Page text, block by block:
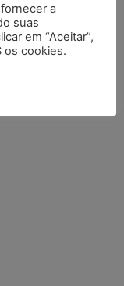
a
suas
em “Aceitar”,
os cookies.